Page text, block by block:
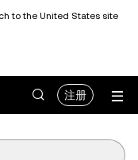
to the United States site
注册